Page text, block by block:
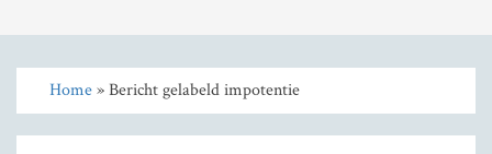
Home» Bericht gelabeld impotentie